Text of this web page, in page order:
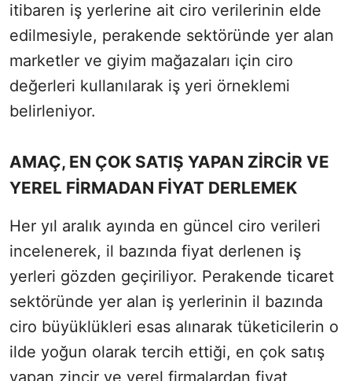
itibaren iş yerlerine ait ciro verilerinin elde
edilmesiyle, perakende sektöründe yer alan
marketler ve giyim mağazaları için ciro
değerleri kullanılarak iş yeri örneklemi
belirleniyor.
AMAÇ, EN ÇOK SATIŞ YAPAN ZİRCİR VE
YEREL FİRMADAN FİYAT DERLEMEK
Her yıl aralık ayında en güncel ciro verileri
incelenerek, il bazında fiyat derlenen iş
yerleri gözden geçiriliyor. Perakende ticaret
sektöründe yer alan iş yerlerinin il bazında
ciro büyüklükleri esas alınarak tüketicilerin o
ilde yoğun olarak tercih ettiği, en çok satış